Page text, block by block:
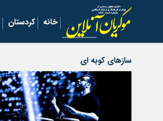
خانه کردستان
سازهای کوبه ای